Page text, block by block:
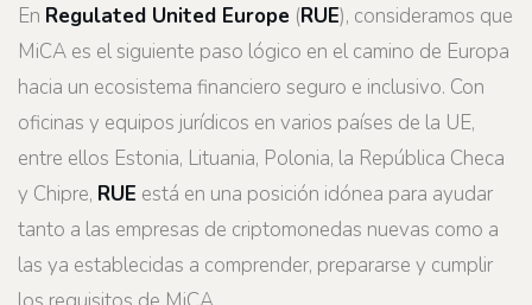
En Regulated United Europe (RUE), consideramos que
MiCA es el siguiente paso lógico en el camino de Europa
hacia un ecosistema financiero seguro e inclusivo. Con
oficinas y equipos jurídicos en varios países de la UE,
entre ellos Estonia, Lituania, Polonia, la República Checa
y Chipre, RUE está en una posición idónea para ayudar
tanto a las empresas de criptomonedas nuevas como a
las ya establecidas a comprender, prepararse y cumplir